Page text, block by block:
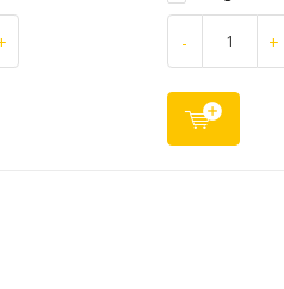
- +